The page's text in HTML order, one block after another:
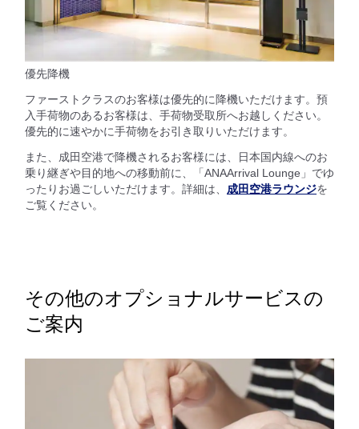
優先降機
ファーストクラスのお客様は優先的に降機いただけます。預
入手荷物のあるお客様は、手荷物受取所へお越しください。
優先的に速やかに手荷物をお引き取りいただけます。
また、成田空港で降機されるお客様には、日本国内線へのお
乗り継ぎや目的地への移動前に、「ANAArrival Lounge」でゆ
ったりお過ごしいただけます。詳細は、 成田空港ラウンジを
ご覧ください。
その他のオプショナルサービスの
ご案内